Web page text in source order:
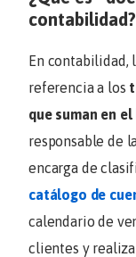
contabilidad?
En contabilidad,
referencia a los
que suman en el
responsable de
encarga de
catálogo de
calendario de
clientes y